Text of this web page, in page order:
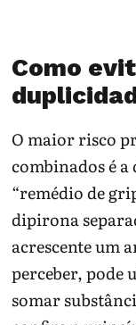
Como
O maior risco
combinados é
“remédio de
dipirona
acrescente um
perceber, pode
somar